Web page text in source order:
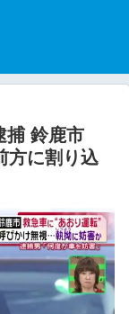
捕 鈴鹿市
方に割り込